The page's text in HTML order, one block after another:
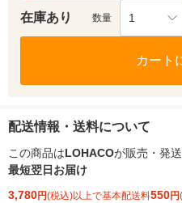
在庫あり 数量 1
カート
配送情報・送料について
この商品はLOHACOが販売・発送
最短翌日お届け
3,780円(税込)以上で基本配送料550円